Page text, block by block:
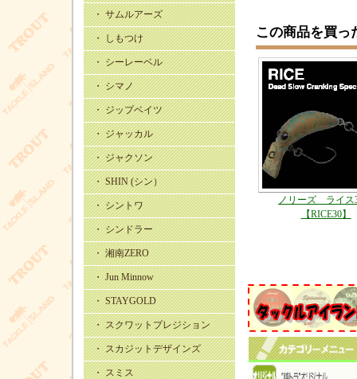
・ サムルアーズ
・ しもつけ
・ シーレーベル
・ シマノ
・ ジップベイツ
・ ジャッカル
・ ジャクソン
・ SHIN (シン）
・ シントワ
・ シンドラー
・ 湘南ZERO
・ Jun Minnow
・ STAYGOLD
・ スクワットプレジション
・ スカジットデザインズ
・ スミス
この商品を買っ
ノリーズ ライ
【RICE30】